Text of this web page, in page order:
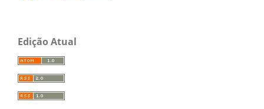
Edição Atual